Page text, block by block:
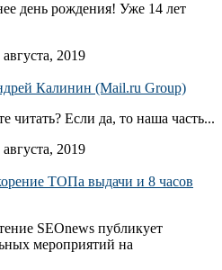
день рождения! Уже 14 лет
2019
Калинин (Mail.ru Group)
читать? Если да, то наша часть...
2019
ТОПа выдачи и 8 часов
SEOnews публикует
мероприятий на